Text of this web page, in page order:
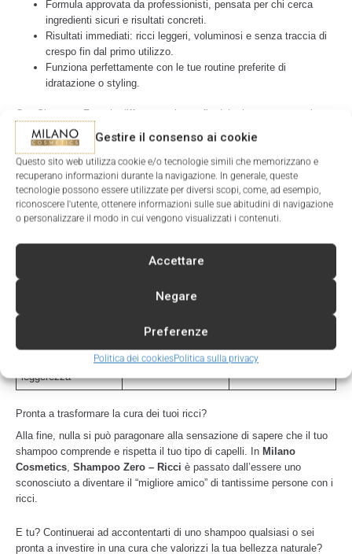
Gestire il consenso ai cookie
Questo sito web utilizza cookie e/o tecnologie simili che memorizzano e
recuperano informazioni durante la navigazione. In generale, queste
tecnologie possono essere utilizzate per diversi scopi, come, ad esempio,
riconoscere l'utente, ottenere informazioni sulle sue abitudini di navigazione
o personalizzare il modo in cui vengono visualizzati i contenuti.
Accettare
Negare
Preferenze
Politica dei cookiesPolitica sulla privacy
Formula approvata da professionisti, pensata per chi cerca
ingredienti sicuri e risultati concreti.
Risultati immediati: ricci leggeri, voluminosi e senza traccia di
crespo fin dal primo utilizzo.
Funziona perfettamente con le tue routine preferite di
idratazione o styling.
Con Shampoo Zero, la differenza si nota fin dal primo momento: i
capelli ritrovano luminosità, si sentono leggeri e i ricci sembrano
riacquistare la propria identità.
Caratteristiche
Shampoo
tradizionale
Shampoo Zero –
Ricci di Milano
Cosmetics
Solfati Presenti No
Presenti
Limitata
Bassa
leggerezza
Pronta a trasformare la cura dei tuoi ricci?
Alla fine, nulla si può paragonare alla sensazione di sapere che il tuo
shampoo comprende e rispetta il tuo tipo di capelli. In Milano
Cosmetics, Shampoo Zero – Ricci è passato dall’essere uno
sconosciuto a diventare il “migliore amico” di tantissime persone con i
ricci.
E tu? Continuerai ad accontentarti di uno shampoo qualsiasi o sei
pronta a investire in una cura che valorizzi la tua bellezza naturale?